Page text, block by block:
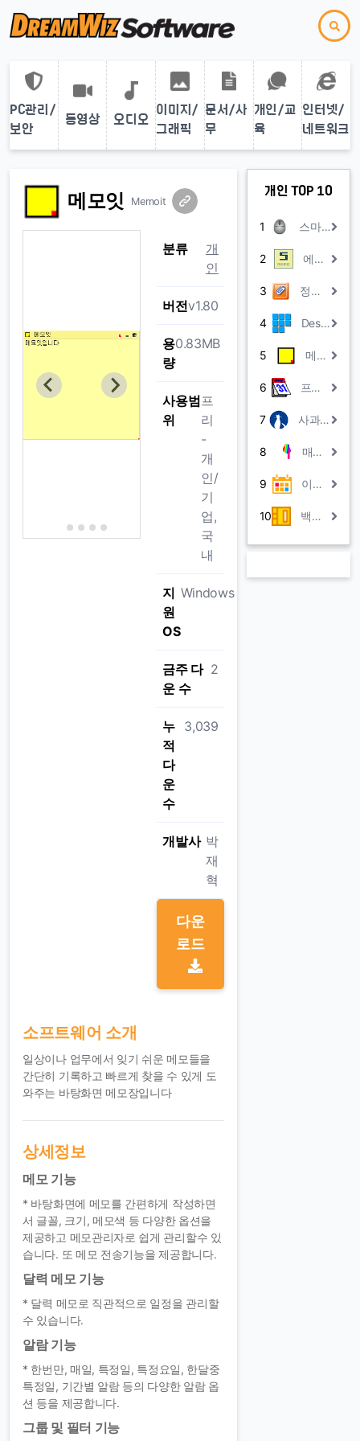
PC관리/
보안
동영상 오디오
이미지/
그래픽
문서/사
무
개인/교
육
인터넷/
네트워크
메모잇 Memoit
분류
개
인
버전v1.80
용
량
0.83MB
사용범
위
프
리
-
개
인/
기
업,
국
내
지
원
OS
Windows
금주 다
운 수
2
누
적
다
운
수
3,039
개발사 박
재
혁
다운
로드
소프트웨어 소개
일상이나 업무에서 잊기 쉬운 메모들을
간단히 기록하고 빠르게 찾을 수 있게 도
와주는 바탕화면 메모장입니다
상세정보
메모 기능
* 바탕화면에 메모를 간편하게 작성하면
서 글꼴, 크기, 메모색 등 다양한 옵션을
제공하고 메모관리자로 쉽게 관리할수 있
습니다. 또 메모 전송기능을 제공합니다.
달력 메모 기능
* 달력 메모로 직관적으로 일정을 관리할
수 있습니다.
알람 기능
* 한번만, 매일, 특정일, 특정요일, 한달중
특정일, 기간별 알람 등의 다양한 알람 옵
션 등을 제공합니다.
그룹 및 필터 기능
개인 TOP 10
1 스마트 오토클릭
2 에스메모
3 정음 메모패드
4 DesktopCal
5 메모잇
6 프리스케줄러
7 사과나무 다이어리
8 매크로999
9 이지플래너
10 백송성명학회 전자동 작명프로그램